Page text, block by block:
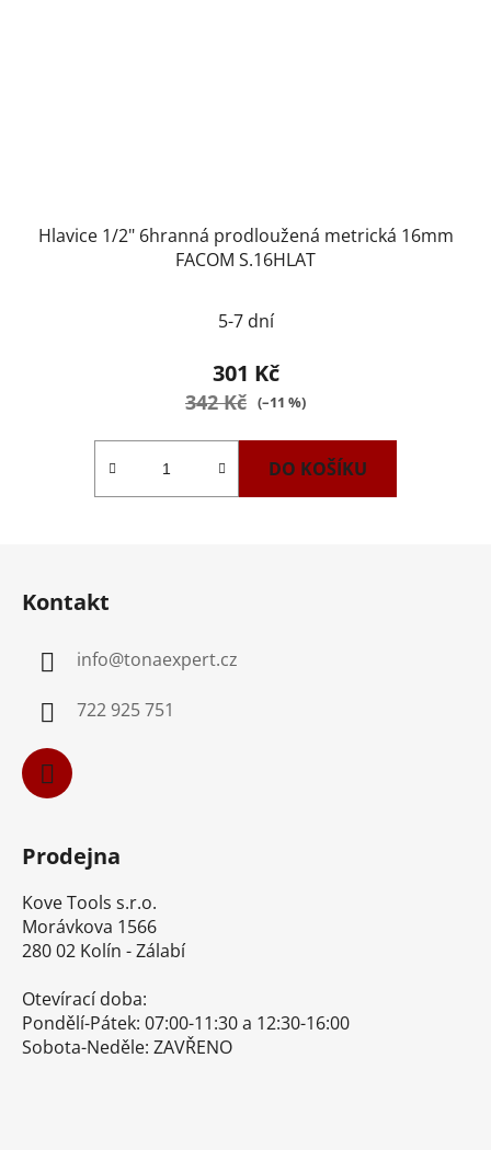
Hlavice 1/2" 6hranná prodloužená metrická 16mm
FACOM S.16HLAT
5-7 dní
301 Kč
342 Kč (–11 %)
DO KOŠÍKU
Kontakt
info@tonaexpert.cz
722 925 751
Prodejna
Kove Tools s.r.o.
Morávkova 1566
280 02 Kolín - Zálabí
Otevírací doba:
Pondělí-Pátek: 07:00-11:30 a 12:30-16:00
Sobota-Neděle: ZAVŘENO